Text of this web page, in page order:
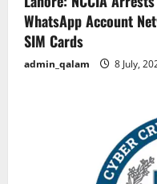
WhatsApp Account
SIM Cards
admin_qalam 8 July,